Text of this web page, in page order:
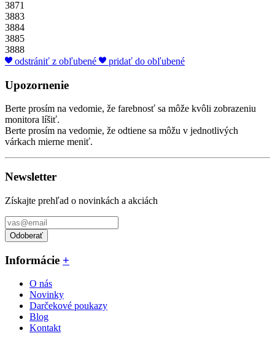
3871
3883
3884
3885
3888
odstrániť z obľubené
pridať do obľubené
Upozornenie
Berte prosím na vedomie, že farebnosť sa môže kvôli zobrazeniu
monitora líšiť.
Berte prosím na vedomie, že odtiene sa môžu v jednotlivých
várkach mierne meniť.
Newsletter
Získajte prehľad o novinkách a akciách
Odoberať
Informácie +
O nás
Novinky
Darčekové poukazy
Blog
Kontakt